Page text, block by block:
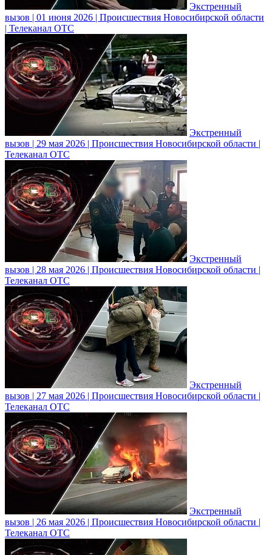
Экстренный
вызов | 01 июня 2026 | Происшествия Новосибирской области
| Телеканал ОТС
Экстренный
вызов | 29 мая 2026 | Происшествия Новосибирской области |
Телеканал ОТС
Экстренный
вызов | 28 мая 2026 | Происшествия Новосибирской области |
Телеканал ОТС
Экстренный
вызов | 27 мая 2026 | Происшествия Новосибирской области |
Телеканал ОТС
Экстренный
вызов | 26 мая 2026 | Происшествия Новосибирской области |
Телеканал ОТС